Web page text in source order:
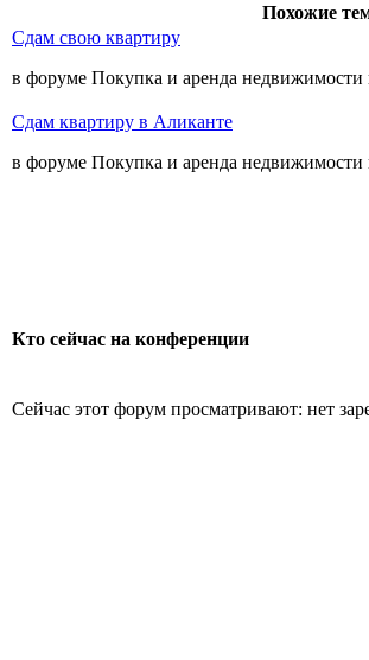
Похожие
Сдам свою квартиру
в форуме Покупка и аренда
Сдам квартиру в Аликанте
в форуме Покупка и аренда
Кто сейчас на конференции
Сейчас этот форум просматривают: нет